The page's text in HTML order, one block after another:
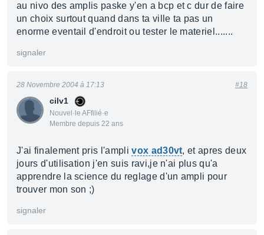
au nivo des amplis paske y'en a bcp et c dur de faire
un choix surtout quand dans ta ville ta pas un
enorme eventail d'endroit ou tester le materiel.......
signaler
cilv1
Nouvel·le AFfilié·e
Membre depuis 22 ans
28 Novembre 2004 à 17:13 #18
J'ai finalement pris l'amplivox ad30vt, et apres deux
jours d'utilisation j'en suis ravi,je n'ai plus qu'a
apprendre la science du reglage d'un ampli pour
trouver mon son ;)
signaler